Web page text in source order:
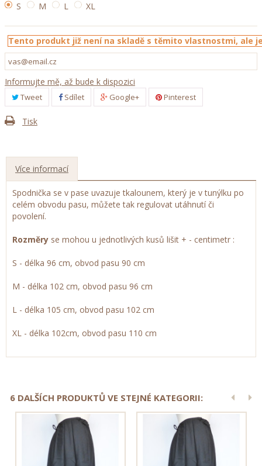
S M L XL
Tento produkt již není na skladě s těmito vlastnostmi, ale
Informujte mě, až bude k dispozici
Tweet Sdílet Google+ Pinterest
Tisk
Více informací
Spodnička se v pase uvazuje tkalounem, který je v tunýlku po
celém obvodu pasu, můžete tak regulovat utáhnutí či
povolení.
Rozměry se mohou u jednotlivých kusů lišit + - centimetr :
S - délka 96 cm, obvod pasu 90 cm
M - délka 102 cm, obvod pasu 96 cm
L - délka 105 cm, obvod pasu 102 cm
XL - délka 102cm, obvod pasu 110 cm
6 DALŠÍCH PRODUKTŮ VE STEJNÉ KATEGORII: